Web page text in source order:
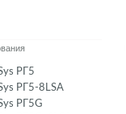
РГ5
РГ5-8LSA
РГ5G